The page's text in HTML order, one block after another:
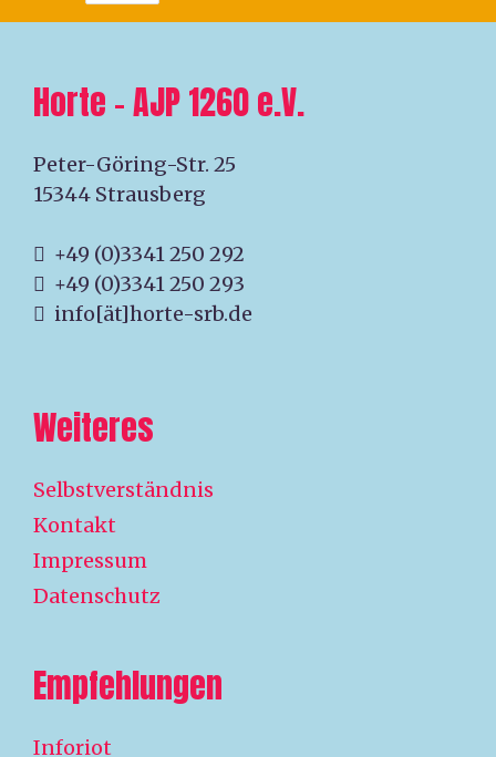
Horte – AJP 1260 e.V.
Peter-Göring-Str. 25
15344 Strausberg
+49 (0)3341 250 292
+49 (0)3341 250 293
info[ät]horte-srb.de
Weiteres
Selbstverständnis
Kontakt
Impressum
Datenschutz
Empfehlungen
Inforiot